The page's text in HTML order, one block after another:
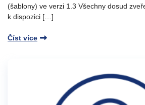
(šablony) ve verzi 1.3 Všechny dosud
k dispozici […]
Číst více